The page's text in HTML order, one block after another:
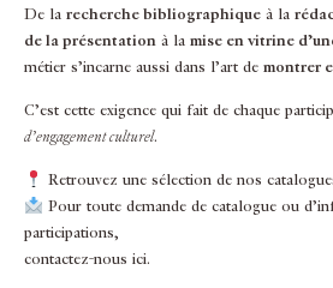
De la recherche bibliographique à la
de la présentation à la mise en vitrine
métier s’incarne aussi dans l’art de montrer
C’est cette exigence qui fait de chaque
d’engagement culturel.
Retrouvez une sélection de nos
Pour toute demande de catalogue ou
participations,
contactez-nous ici.